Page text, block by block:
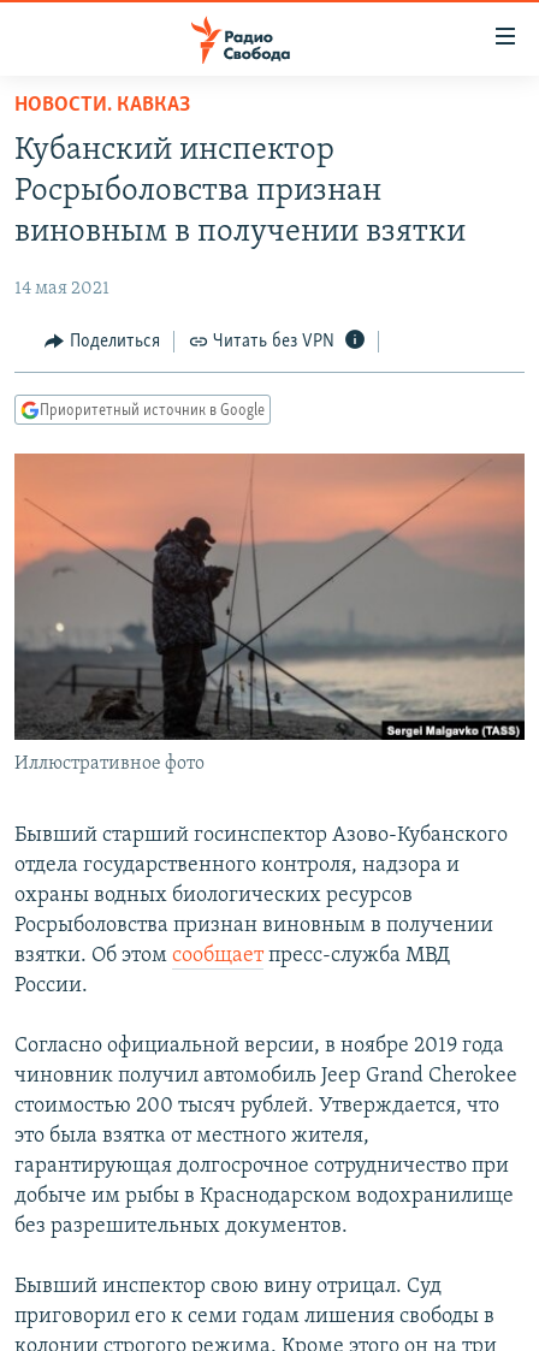
упрощенного
доступа
Вернуться
основному
Вернутся
Вернутся
ПРОГРАММЫ
ПОДКАСТЫ
АВТОРСКИЕ ПРОЕКТЫ
МНЕНИЯ
КУЛЬТУРА
КАВКАЗ.РЕАЛИИ
СИБИРЬ.РЕАЛИИ
РАСПИСАНИЕ ВЕЩАНИЯ
ПОДПИШИТЕСЬ НА РАССЫЛКУ
СОЦИАЛЬНЫЕ СЕТИ
Все сайты РСЕ/РС
НОВОСТИ. КАВКАЗ
Кубанский инспектор
Росрыболовства признан
виновным в получении взятки
14 мая 2021
Поделиться Читать без VPN
Приоритетный источник в Google
Иллюстративное фото
Бывший старший госинспектор Азово-Кубанского
отдела государственного контроля, надзора и
охраны водных биологических ресурсов
Росрыболовства признан виновным в получении
взятки. Об этом сообщаетпресс-служба МВД
России.
Согласно официальной версии, в ноябре 2019 года
чиновник получил автомобиль Jeep Grand Cherokee
стоимостью 200 тысяч рублей. Утверждается, что
это была взятка от местного жителя,
гарантирующая долгосрочное сотрудничество при
добыче им рыбы в Краснодарском водохранилище
без разрешительных документов.
Бывший инспектор свою вину отрицал. Суд
приговорил его к семи годам лишения свободы в